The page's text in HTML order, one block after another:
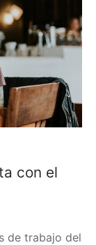
con el
de trabajo del